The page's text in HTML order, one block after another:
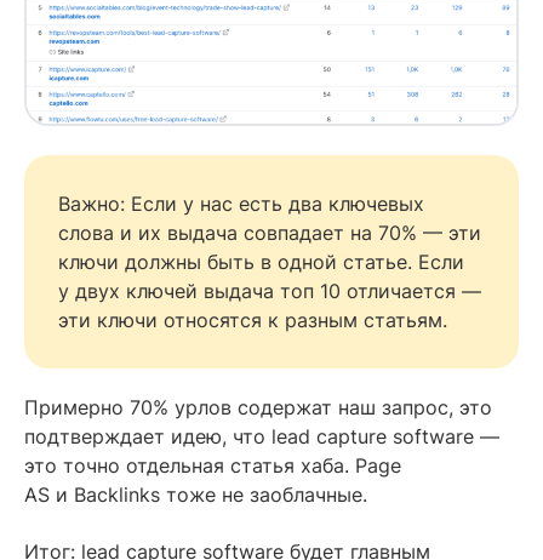
Важно: Если у нас есть два ключевых
слова и их выдача совпадает на 70% — эти
ключи должны быть в одной статье. Если
у двух ключей выдача топ 10 отличается —
эти ключи относятся к разным статьям.
Примерно 70% урлов содержат наш запрос, это
подтверждает идею, что lead capture software —
это точно отдельная статья хаба. Page
AS и Backlinks тоже не заоблачные.
Итог: lead capture software будет главным